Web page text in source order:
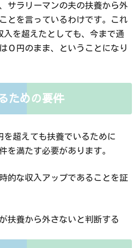
サラリーマンの夫の扶養から外
とを言っているわけです。これ
入を超えたとしても、今まで通
０円のまま、ということになり
ための要件
を超えても扶養でいるために
を満たす必要があります。
的な収入アップであることを証
扶養から外さないと判断する